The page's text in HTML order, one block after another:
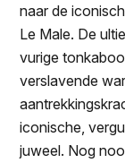
naar de
Le Male. De
vurige
verslavende
iconische,
juweel. Nog